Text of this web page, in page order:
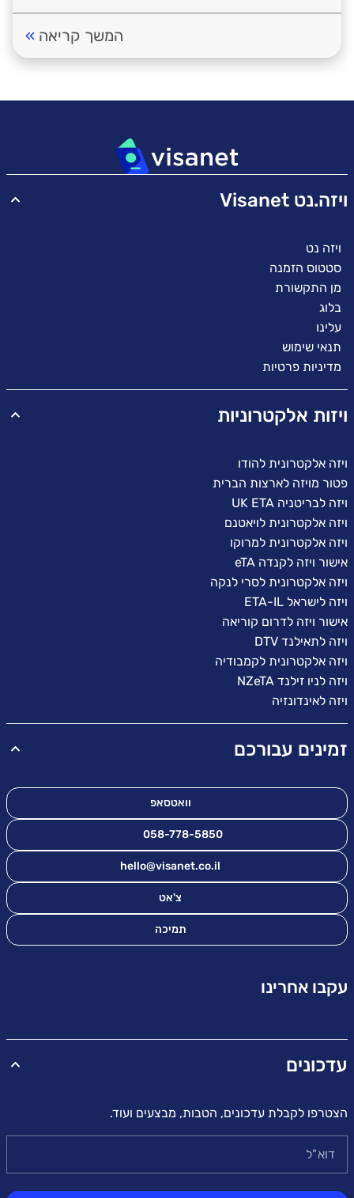
המשך קריאה »
ויזה.נט Visanet
ויזה נט
סטטוס הזמנה
מן התקשורת
בלוג
עלינו
תנאי שימוש
מדיניות פרטיות
ויזות אלקטרוניות
ויזה אלקטרונית להודו
פטור מויזה לארצות הברית
ויזה לבריטניה UK ETA
ויזה אלקטרונית לויאטנם
ויזה אלקטרונית למרוקו
אישור ויזה לקנדה eTA
ויזה אלקטרונית לסרי לנקה
ויזה לישראל ETA-IL
אישור ויזה לדרום קוריאה
ויזה לתאילנד DTV
ויזה אלקטרונית לקמבודיה
ויזה לניו זילנד NZeTA
ויזה לאינדונזיה
זמינים עבורכם
וואטסאפ
058-778-5850
hello@visanet.co.il
צ'אט
תמיכה
עקבו אחרינו
עדכונים
הצטרפו לקבלת עדכונים, הטבות, מבצעים ועוד.
דוא"ל